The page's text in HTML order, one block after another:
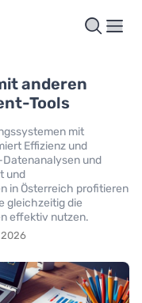
anderen
Tools
mit
Effizienz und
und
und
in Österreich profitieren
gleichzeitig die
effektiv nutzen.
2026